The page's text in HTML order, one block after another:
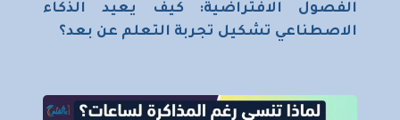
الفصول الافتراضية: كيف يعيد الذكاء
الاصطناعي تشكيل تجربة التعلم عن بعد؟